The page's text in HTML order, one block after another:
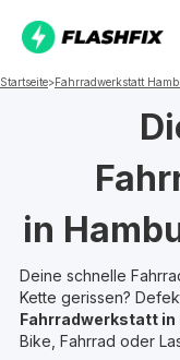
Startseite>Fahrradwerkstatt
in
Deine schnelle
Kette gerissen?
Fahrradwerkstatt in
Bike, Fahrrad oder